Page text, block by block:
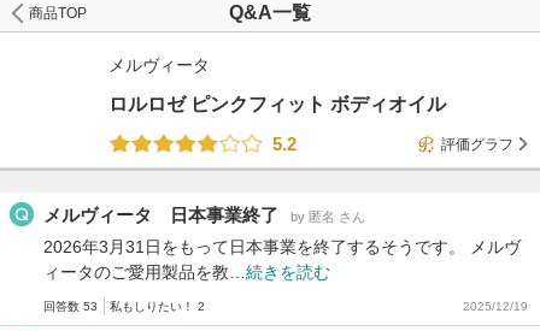
Q&A一覧
商品TOP
メルヴィータ
ロルロゼ ピンクフィット ボディオイル
5.2
評価グラフ
メルヴィータ 日本事業終了 by 匿名 さん
2026年3月31日をもって日本事業を終了するそうです。 メルヴ
ィータのご愛用製品を教… 続きを読む
回答数 53 私もしりたい！ 2 2025/12/19